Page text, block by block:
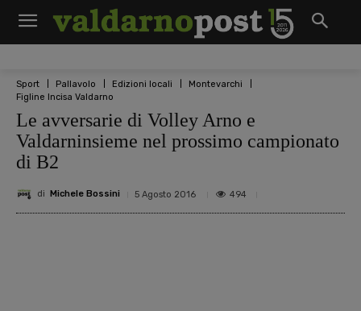
Sport Pallavolo Edizioni locali
Montevarchi
Figline Incisa Valdarno
Le avversarie di Volley Arno e
Valdarninsieme nel prossimo campionato
di B2
di Michele Bossini 5 Agosto 2016 494